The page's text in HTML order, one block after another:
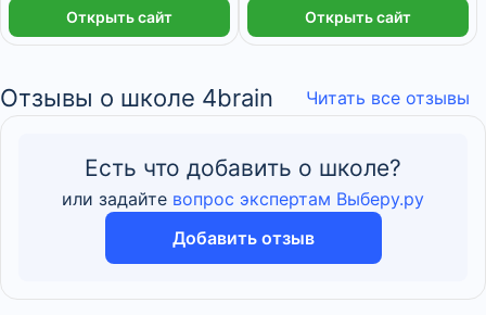
Открыть сайт Открыть сайт
Отзывы о школе 4brain Читать все отзывы
Есть что добавить о школе?
или задайте вопрос экспертам Выберу.ру
Добавить отзыв